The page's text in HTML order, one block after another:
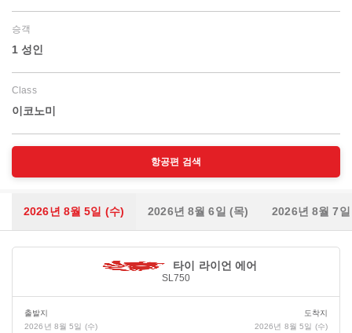
승객
1 성인
Class
이코노미
항공편 검색
2026년 8월 5일 (수) 2026년 8월 6일 (목) 2026년 8월 7
타이 라이언 에어
SL750
출발지
2026년 8월 5일 (수)
도착지
2026년 8월 5일 (수)